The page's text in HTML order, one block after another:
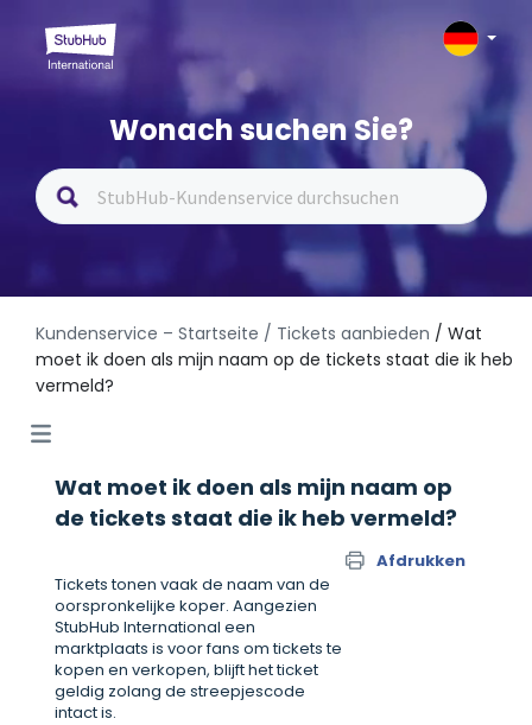
Wonach suchen Sie?
Kundenservice – Startseite / Tickets aanbieden / Wat
moet ik doen als mijn naam op de tickets staat die ik heb
vermeld?
Wat moet ik doen als mijn naam op
de tickets staat die ik heb vermeld?
Afdrukken
Tickets tonen vaak de naam van de
oorspronkelijke koper. Aangezien
StubHub International een
marktplaats is voor fans om tickets te
kopen en verkopen, blijft het ticket
geldig zolang de streepjescode
intact is.